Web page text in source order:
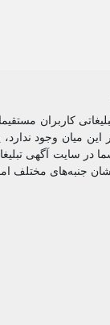
کاربران
میان وجود
در سایت آگهی
جنبه‌های مختلف